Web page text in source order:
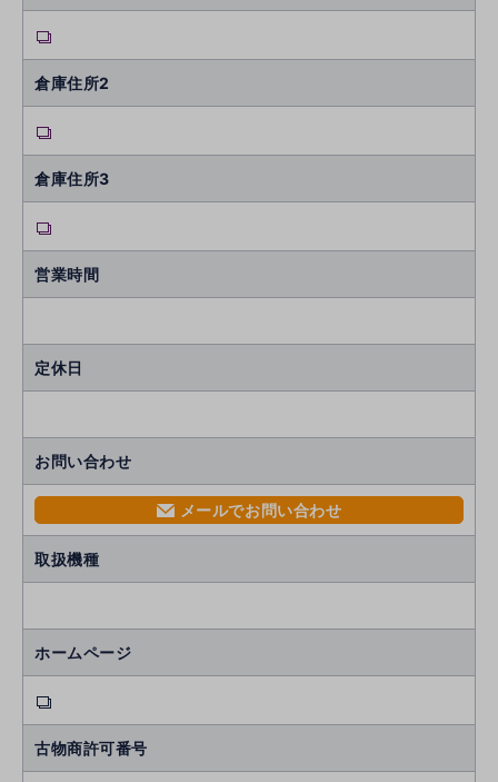
倉庫住所2
倉庫住所3
営業時間
定休日
お問い合わせ
mail メールでお問い合わせ
取扱機種
ホームページ
古物商許可番号